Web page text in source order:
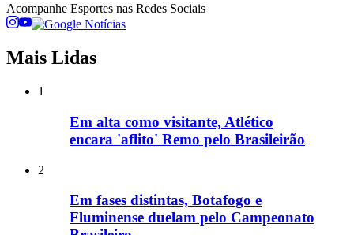
Acompanhe Esportes nas Redes Sociais
Mais Lidas
1
Em alta como visitante, Atlético
encara 'aflito' Remo pelo Brasileirão
2
Em fases distintas, Botafogo e
Fluminense duelam pelo Campeonato